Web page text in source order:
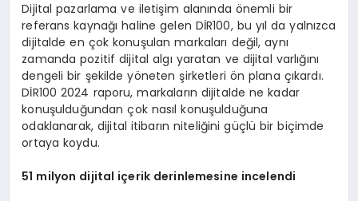
Dijital pazarlama ve iletişim alanında önemli bir
referans kaynağı haline gelen DİR100, bu yıl da yalnızca
dijitalde en çok konuşulan markaları değil, aynı
zamanda pozitif dijital algı yaratan ve dijital varlığını
dengeli bir şekilde yöneten şirketleri ön plana çıkardı.
DİR100 2024 raporu, markaların dijitalde ne kadar
konuşulduğundan çok nasıl konuşulduğuna
odaklanarak, dijital itibarın niteliğini güçlü bir biçimde
ortaya koydu.
51 milyon dijital içerik derinlemesine incelendi